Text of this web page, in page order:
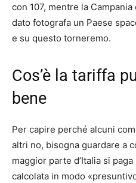
con 107, mentre la
dato fotografa un Paese
e su questo torneremo.
Cos’è la tariffa
bene
Per capire perché alcuni
altri no, bisogna guardare a
maggior parte d’Italia si paga
calcolata in modo